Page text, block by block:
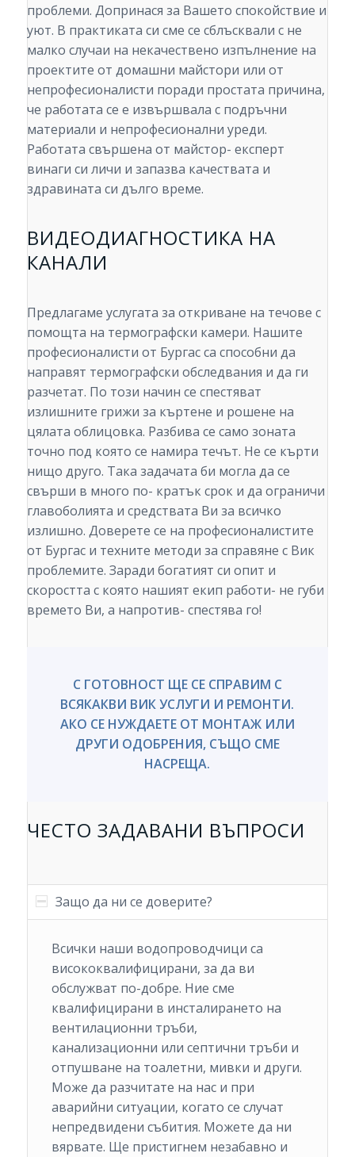
проблеми. Допринася за Вашето спокойствие и
уют. В практиката си сме се сблъсквали с не
малко случаи на некачествено изпълнение на
проектите от домашни майстори или от
непрофесионалисти поради простата причина,
че работата се е извършвала с подръчни
материали и непрофесионални уреди.
Работата свършена от майстор- експерт
винаги си личи и запазва качествата и
здравината си дълго време.
ВИДЕОДИАГНОСТИКА НА
КАНАЛИ
Предлагаме услугата за откриване на течове с
помощта на термографски камери. Нашите
професионалисти от Бургас са способни да
направят термографски обследвания и да ги
разчетат. По този начин се спестяват
излишните грижи за къртене и рошене на
цялата облицовка. Разбива се само зоната
точно под която се намира течът. Не се кърти
нищо друго. Така задачата би могла да се
свърши в много по- кратък срок и да ограничи
главоболията и средствата Ви за всичко
излишно. Доверете се на професионалистите
от Бургас и техните методи за справяне с Вик
проблемите. Заради богатият си опит и
скоростта с която нашият екип работи- не губи
времето Ви, а напротив- спестява го!
С ГОТОВНОСТ ЩЕ СЕ СПРАВИМ С
ВСЯКАКВИ ВИК УСЛУГИ И РЕМОНТИ.
АКО СЕ НУЖДАЕТЕ ОТ МОНТАЖ ИЛИ
ДРУГИ ОДОБРЕНИЯ, СЪЩО СМЕ
НАСРЕЩА.
ЧЕСТО ЗАДАВАНИ ВЪПРОСИ
Защо да ни се доверите?
Всички наши водопроводчици са
висококвалифицирани, за да ви
обслужват по-добре. Ние сме
квалифицирани в инсталирането на
вентилационни тръби,
канализационни или септични тръби и
отпушване на тоалетни, мивки и други.
Може да разчитате на нас и при
аварийни ситуации, когато се случат
непредвидени събития. Можете да ни
вярвате. Ще пристигнем незабавно и